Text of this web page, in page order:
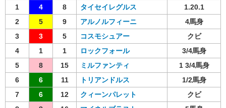
1 4 8 タイセイレグルス
1.20.1
2
5 9 アルノルフィーニ
4馬身
3
3 5 コスモシュアー
クビ
4
1 1 ロックフォール
3/4馬身
5
8 15 ミルファンティ
1 3/4馬身
6
6 11 トリアンドルス
1/2馬身
7
6 12 クィーンパレット
クビ